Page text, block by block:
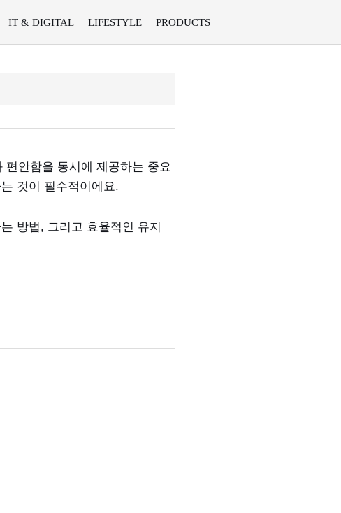
IT & DIGITAL LIFESTYLE PRODUCTS
안함을 동시에 제공하는 중요
것이 필수적이에요.
방법, 그리고 효율적인 유지